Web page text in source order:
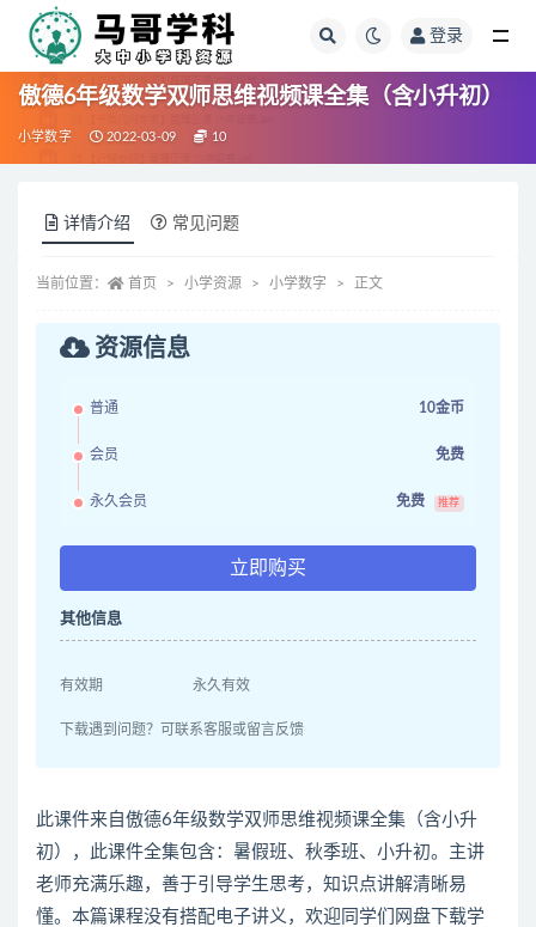
登录
傲德6年级数学双师思维视频课全集（含小升初）
小学数字 2022-03-09 10
详情介绍 常见问题
当前位置： 首页 小学资源 小学数字 正文
资源信息
普通 10金币
会员 免费
永久会员 免费 推荐
立即购买
其他信息
有效期 永久有效
下载遇到问题？可联系客服或留言反馈
此课件来自傲德6年级数学双师思维视频课全集（含小升
初），此课件全集包含：暑假班、秋季班、小升初。主讲
老师充满乐趣，善于引导学生思考，知识点讲解清晰易
懂。本篇课程没有搭配电子讲义，欢迎同学们网盘下载学
全部